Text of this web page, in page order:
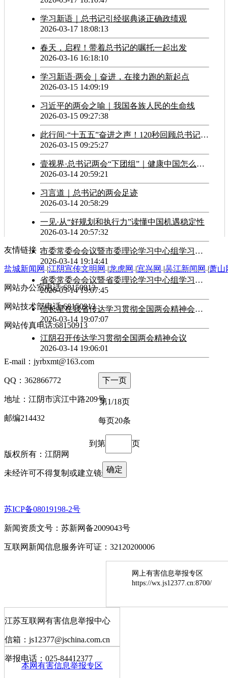
学习新语｜总书记引经据典谈正确政绩观
2026-03-17 18:08:13
春天，启程！带着总书记的嘱托一起出发
2026-03-16 16:18:10
学习新语·两会｜奋进，在接力跑的新起点
2026-03-15 14:09:19
习近平的两会之喻｜我国各族人民的生命线
2026-03-15 09:27:38
此行间·“十五五”奋进之声！120秒回顾总书记的两会时刻
2026-03-15 09:25:27
壹视界·总书记两会“下团组”｜健康中国怎么建？总书记这样强调
2026-03-14 20:59:21
习言道｜总书记的两会足迹
2026-03-14 20:58:29
一见·从“好规划和执行力”读懂中国机遇稳定性
2026-03-14 20:57:32
市委常委会会议暨市委理论学习中心组学习会召开
2026-03-14 19:14:41
省委常委会会议暨省委理论学习中心组学习会召开
2026-03-14 19:07:45
信长星在我省传达学习贯彻全国两会精神会议上强调 凝心聚力 真抓实干 努力创造“十五五”发展更好实绩 刘小涛主持 张义珍出席
2026-03-14 19:07:07
江阴召开传达学习贯彻全国两会精神会议
2026-03-14 19:06:01
下一页
第1/18页
每页20条
到第 页
确定
友情链接：
盐城新闻网 |江阴宣传文明网 |龙虎网 |宜兴网 |吴江新闻网 |萧山
网站办公室电话:68150913
网站技术部电话:68150913
网站传真电话:68150913
E-mail：jyrbxmt@163.com
QQ：362866772
地址：江阴市滨江中路209号
邮编214432
版权所有：江阴网
未经许可不得复制或建立镜像
苏ICP备08019198-2号
新闻资质文号：苏新网备2009043号
互联网新闻信息服务许可证：32120200006
网上有害信息举报专区
https://wx.js12377.cn:8700/
江苏互联网有害信息举报中心
信箱：js12377@jschina.com.cn
举报电话：025-84412377
本网有害信息举报专区